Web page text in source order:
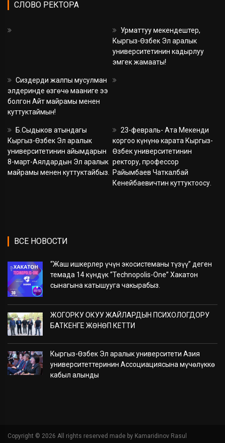
СЛОВО РЕКТОРА
Урматтуу мекендештер,
Кыргыз-Өзбек Эл аралык
университетинин кадырлуу
эмгек жамааты!
Сиздерди жалпы мусулман
элдеринде өзгөчө мааниге ээ
болгон Айт майрамы менен
куттуктаймын!
Б.Сыдыков атындагы
Кыргыз-Өзбек Эл аралык
университетинин айымдарын
8-март-Аялдардын Эл аралык
майрамы менен куттуктайбыз.
23-февраль- Ата Мекенди
коргоо күнүнө карата Кыргыз-
Өзбек университетинин
ректору, профессор
Райымбаев Чаткалбай
Кенейбаевичтин куттуктоосу.
ВСЕ НОВОСТИ
“Жаш ишкерлер үчүн экосистеманы түзүү” деген
темада 14 күндүк “Technopolis-One” Хакатон
сынагына катышууга чакырабыз.
ЖОГОРКУ ОКУУ ЖАЙЛАРДЫН ПСИХОЛОГДОРУ
БАТКЕНГЕ ЖӨНӨП КЕТТИ
Кыргыз-Өзбек Эл аралык университети Азия
университеттеринин Ассоциациясына мүчөлүккө
кабыл алынды
Copyright © 2026 All rights reserved made by Kamaridinov Rasul